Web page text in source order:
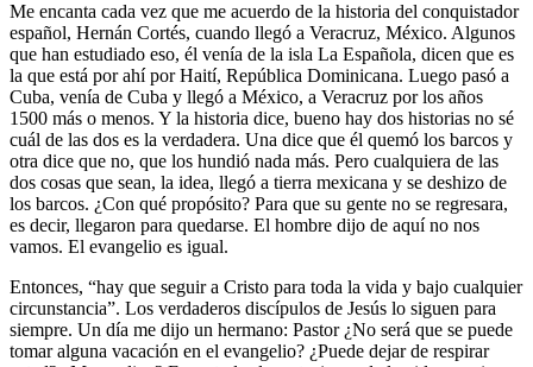
Me encanta cada vez que me acuerdo de la historia del conquistador
español, Hernán Cortés, cuando llegó a Veracruz, México. Algunos
que han estudiado eso, él venía de la isla La Española, dicen que es
la que está por ahí por Haití, República Dominicana. Luego pasó a
Cuba, venía de Cuba y llegó a México, a Veracruz por los años
1500 más o menos. Y la historia dice, bueno hay dos historias no sé
cuál de las dos es la verdadera. Una dice que él quemó los barcos y
otra dice que no, que los hundió nada más. Pero cualquiera de las
dos cosas que sean, la idea, llegó a tierra mexicana y se deshizo de
los barcos. ¿Con qué propósito? Para que su gente no se regresara,
es decir, llegaron para quedarse. El hombre dijo de aquí no nos
vamos. El evangelio es igual.
Entonces, “hay que seguir a Cristo para toda la vida y bajo cualquier
circunstancia”. Los verdaderos discípulos de Jesús lo siguen para
siempre. Un día me dijo un hermano: Pastor ¿No será que se puede
tomar alguna vacación en el evangelio? ¿Puede dejar de respirar